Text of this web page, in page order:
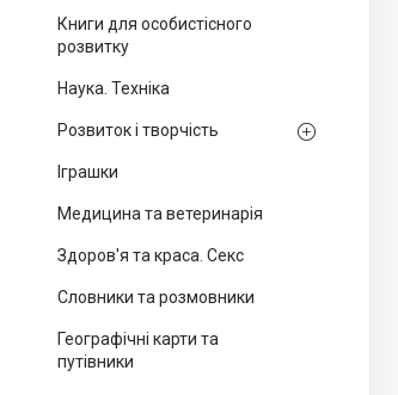
Книги для особистісного
розвитку
Наука. Техніка
Розвиток і творчість
Іграшки
Медицина та ветеринарія
Здоров'я та краса. Секс
Словники та розмовники
Географічні карти та
путівники